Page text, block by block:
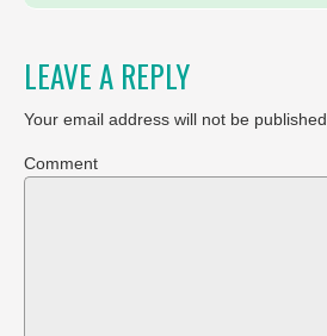
LEAVE A REPLY
Your email address will not be published.
Comment